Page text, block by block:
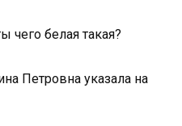
чего белая такая?
Петровна указала на